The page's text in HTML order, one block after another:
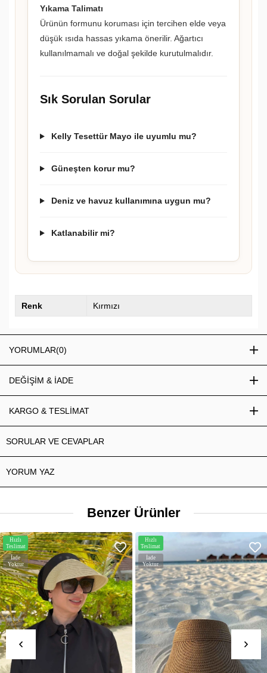
Yıkama Talimatı
Ürünün formunu koruması için tercihen elde veya
düşük ısıda hassas yıkama önerilir. Ağartıcı
kullanılmamalı ve doğal şekilde kurutulmalıdır.
Sık Sorulan Sorular
Kelly Tesettür Mayo ile uyumlu mu?
Güneşten korur mu?
Deniz ve havuz kullanımına uygun mu?
Katlanabilir mi?
Renk Kırmızı
YORUMLAR(0)
DEĞİŞİM & İADE
KARGO & TESLİMAT
SORULAR VE CEVAPLAR
YORUM YAZ
Benzer Ürünler
İade
Yoktur
Hızlı
Teslimat
İade
Yoktur
Hızlı
Teslimat